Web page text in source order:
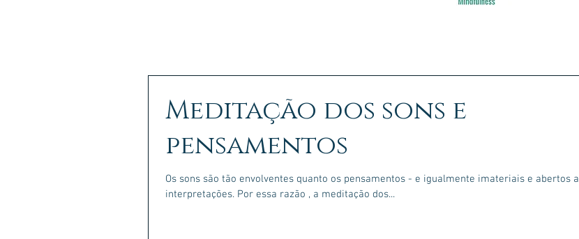
Meditação dos sons e
pensamentos
Os sons são tão envolventes quanto os pensamentos - e igualmente imateriais e abertos a
interpretações. Por essa razão , a meditação dos...